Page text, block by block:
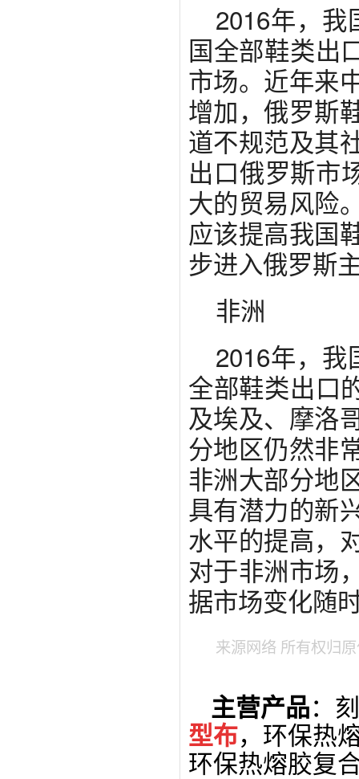
2016年，我
国全部鞋类出
市场。近年来
增加，俄罗斯
道不规范及其
出口俄罗斯市
大的贸易风险
应该提高我国
步进入俄罗斯
非洲
2016年，我
全部鞋类出口
及埃及、摩洛
分地区仍然非
非洲大部分地
具有潜力的新
水平的提高，
对于非洲市场
据市场变化随
来源网络 所有权归
主营产品：
型布，环保热
环保热熔胶复